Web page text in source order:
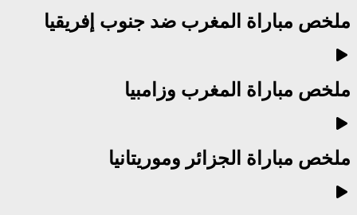
ملخص مباراة المغرب ضد جنوب إفريقيا
ملخص مباراة المغرب وزامبيا
ملخص مباراة الجزائر وموريتانيا